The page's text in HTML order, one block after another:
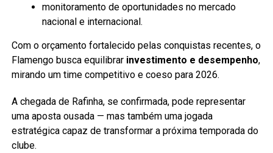
monitoramento de oportunidades no mercado
nacional e internacional.
Com o orçamento fortalecido pelas conquistas recentes, o
Flamengo busca equilibrar investimento e desempenho,
mirando um time competitivo e coeso para 2026.
A chegada de Rafinha, se confirmada, pode representar
uma aposta ousada — mas também uma jogada
estratégica capaz de transformar a próxima temporada do
clube.